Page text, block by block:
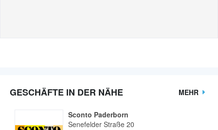
GESCHÄFTE IN DER NÄHE MEHR
Sconto Paderborn
Senefelder Straße 20